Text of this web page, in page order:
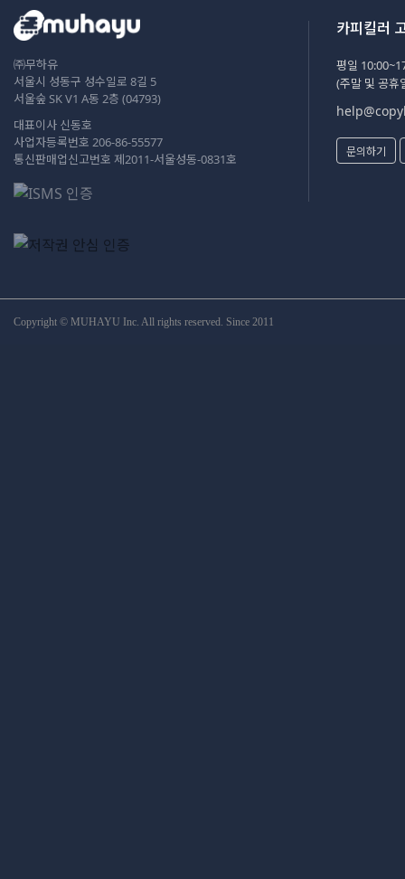
㈜무하유
서울시 성동구 성수일로 8길 5
서울숲 SK V1 A동 2층 (04793)
대표이사 신동호
사업자등록번호 206-86-55577
통신판매업신고번호 제2011-서울성동-0831호
카피킬러
평일
(주말 및 공휴
문의하기
Copyright © MUHAYU Inc. All rights reserved. Since 2011